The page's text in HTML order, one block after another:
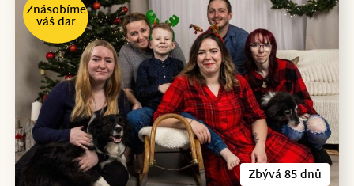
Zbývá 85 dnů
Znásobíme
váš dar